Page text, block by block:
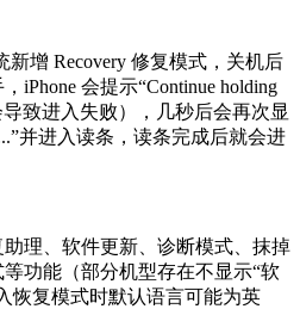
新增 Recovery 修复模式，关机后
iPhone 会提示“Continue holding
导致进入失败），几秒后会再次显
并进入读条，读条完成后就会进
助理、软件更新、诊断模式、抹掉
功能（部分机型存在不显示“软
恢复模式时默认语言可能为英